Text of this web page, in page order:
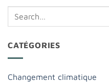
CATÉGORIES
Changement climatique